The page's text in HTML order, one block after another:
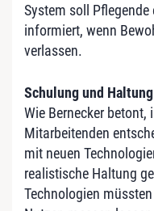
System soll
informiert, wenn
verlassen.
Schulung und
Wie Bernecker betont,
Mitarbeitenden
mit neuen
realistische Haltung
Technologien